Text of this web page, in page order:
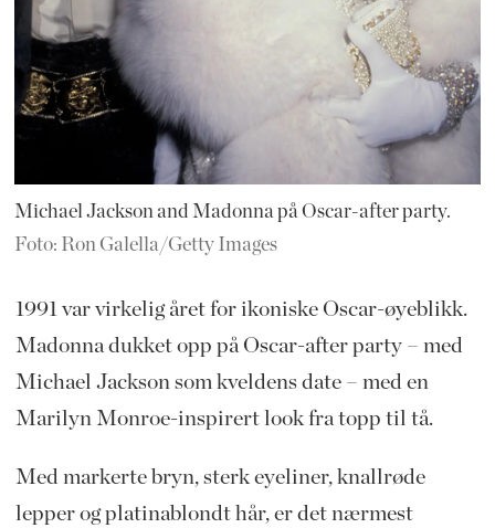
Michael Jackson and Madonna på Oscar-after party.
Foto: Ron Galella/Getty Images
1991 var virkelig året for ikoniske Oscar-øyeblikk.
Madonna dukket opp på Oscar-after party – med
Michael Jackson som kveldens date – med en
Marilyn Monroe-inspirert look fra topp til tå.
Med markerte bryn, sterk eyeliner, knallrøde
lepper og platinablondt hår, er det nærmest